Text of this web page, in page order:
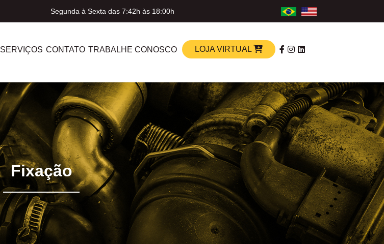
Segunda à Sexta das 7:42h às 18:00h
SERVIÇOS CONTATO TRABALHE CONOSCO LOJA VIRTUAL
Fixação